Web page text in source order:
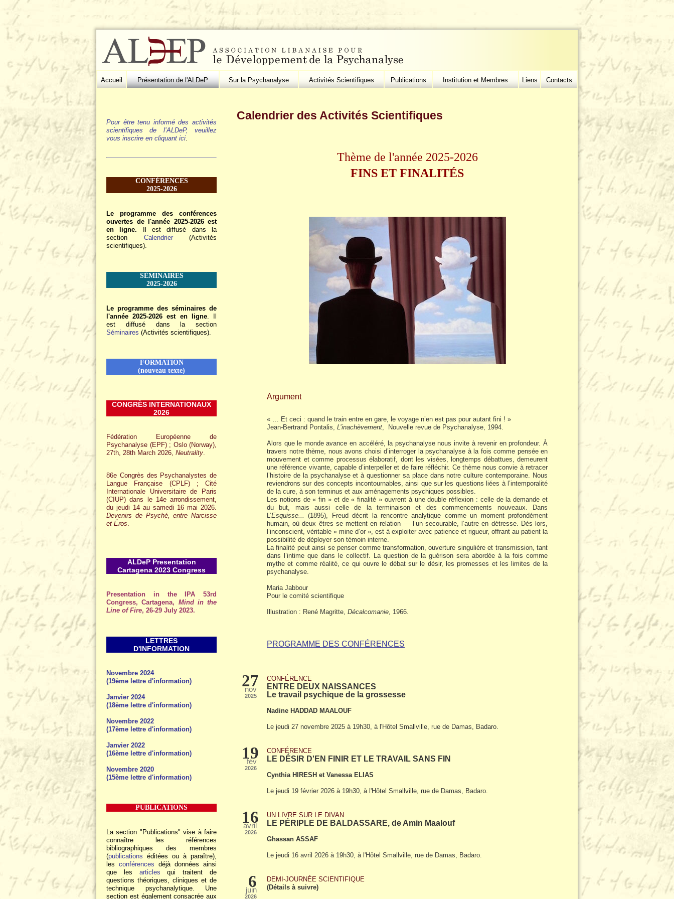
Accueil Présentation de l'ALDeP Sur la Psychanalyse Activités Scientifiques Publications Institution et Membres Liens Contacts
Pour être tenu informé des activités
scientifiques de l’ALDeP, veuillez
vous inscrire en cliquant ici.
CONFÉRENCES
2025-2026
Le programme des conférences
ouvertes de l'année 2025-2026 est
en ligne. Il est diffusé dans la
section Calendrier(Activités
scientifiques).
SÉMINAIRES
2025-2026
Le programme des séminaires de
l'année 2025-2026 est en ligne. Il
est diffusé dans la section
Séminaires (Activités scientifiques).
FORMATION
(nouveau texte)
CONGRÈS INTERNATIONAUX
2026
Fédération Européenne de
Psychanalyse (EPF) ; Oslo (Norway),
27th, 28th March 2026, Neutrality
86e Congrès des Psychanalystes de
Langue Française (CPLF) ; Cité
Internationale Universitaire de Paris
(CIUP) dans le 14e arrondissement,
du jeudi 14 au samedi 16 mai 2026.
Devenirs de Psyché, entre Narcisse
et Éros
ALDeP Presentation
Cartagena 2023 Congress
Presentation in the IPA 53rd
Congress, Cartagena, Mind in the
Line of Fire, 26-29 July 2023.
LETTRES
D'INFORMATION
Novembre 2024
(19ème lettre d'information)
Janvier 2024
(18ème lettre d'information)
Novembre 2022
(17ème lettre d'information)
Janvier 2022
(16ème lettre d'information)
Novembre 2020
(15ème lettre d'information)
PUBLICATIONS
La section "Publications" vise à faire
connaître les références
bibliographiques des membres
(publications éditées ou à paraître),
les conférences déjà données ainsi
que les articles qui traitent de
questions théoriques, cliniques et de
technique psychanalytique. Une
section est également consacrée aux
Calendrier des Activités Scientifiques
Thème de l'année 2025-2026
FINS ET FINALITÉS
Argument
« … Et ceci : quand le train entre en gare, le voyage n’en est pas pour autant fini ! »
Jean-Bertrand Pontalis, L’inachèvement, Nouvelle revue de Psychanalyse, 1994.
Alors que le monde avance en accéléré, la psychanalyse nous invite à revenir en profondeur. À
travers notre thème, nous avons choisi d’interroger la psychanalyse à la fois comme pensée en
mouvement et comme processus élaboratif, dont les visées, longtemps débattues, demeurent
une référence vivante, capable d’interpeller et de faire réfléchir. Ce thème nous convie à retracer
l’histoire de la psychanalyse et à questionner sa place dans notre culture contemporaine. Nous
reviendrons sur des concepts incontournables, ainsi que sur les questions liées à l’intemporalité
de la cure, à son terminus et aux aménagements psychiques possibles.
Les notions de « fin » et de « finalité » ouvrent à une double réflexion : celle de la demande et
du but, mais aussi celle de la terminaison et des commencements nouveaux. Dans
L’Esquisse... (1895), Freud décrit la rencontre analytique comme un moment profondément
humain, où deux êtres se mettent en relation — l’un secourable, l’autre en détresse. Dès lors,
l’inconscient, véritable « mine d’or », est à exploiter avec patience et rigueur, offrant au patient la
possibilité de déployer son témoin interne.
La finalité peut ainsi se penser comme transformation, ouverture singulière et transmission, tant
dans l’intime que dans le collectif. La question de la guérison sera abordée à la fois comme
mythe et comme réalité, ce qui ouvre le débat sur le désir, les promesses et les limites de la
psychanalyse.
Maria Jabbour
Pour le comité scientifique
Illustration : René Magritte, Décalcomanie, 1966.
PROGRAMME DES CONFÉRENCES
27
nov
2025
CONFÉRENCE
ENTRE DEUX NAISSANCES
Le travail psychique de la grossesse
Nadine HADDAD MAALOUF
Le jeudi 27 novembre 2025 à 19h30, à l'Hôtel Smallville, rue de Damas, Badaro.
19
fév
2026
CONFÉRENCE
LE DÉSIR D'EN FINIR ET LE TRAVAIL SANS FIN
Cynthia HIRESH et Vanessa ELIAS
Le jeudi 19 février 2026 à 19h30, à l'Hôtel Smallville, rue de Damas, Badaro.
16
avril
2026
UN LIVRE SUR LE DIVAN
LE PÉRIPLE DE BALDASSARE, de Amin Maalouf
Ghassan ASSAF
Le jeudi 16 avril 2026 à 19h30, à l'Hôtel Smallville, rue de Damas, Badaro.
6
juin
2026
DEMI-JOURNÉE SCIENTIFIQUE
(Détails à suivre)